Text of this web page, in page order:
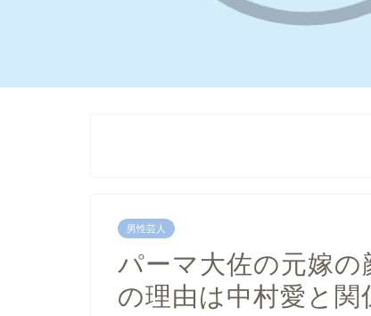
男性芸人
パーマ大佐の元嫁
の理由は中村愛と関